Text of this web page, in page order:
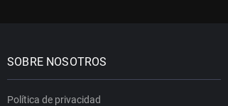
SOBRE NOSOTROS
Política de privacidad